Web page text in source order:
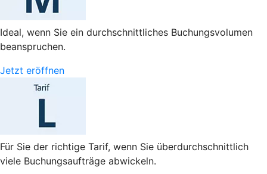
Ideal, wenn Sie ein durchschnittliches Buchungsvolumen
beanspruchen.
Jetzt eröffnen
Für Sie der richtige Tarif, wenn Sie überdurchschnittlich
viele Buchungsaufträge abwickeln.